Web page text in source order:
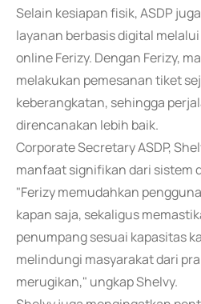
Selain kesiapan fisik, ASDP
layanan berbasis digital
online Ferizy. Dengan Ferizy,
melakukan pemesanan tiket
keberangkatan, sehingga
direncanakan lebih baik.
Corporate Secretary ASDP,
manfaat signifikan dari sistem
"Ferizy memudahkan
kapan saja, sekaligus
penumpang sesuai kapasitas
melindungi masyarakat dari
merugikan," ungkap Shelvy.